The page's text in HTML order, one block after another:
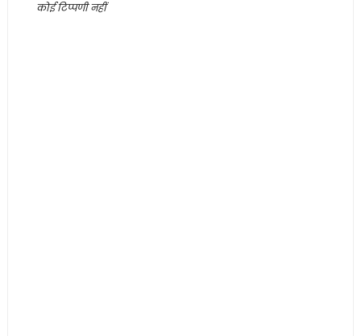
कोई टिप्पणी नहीं